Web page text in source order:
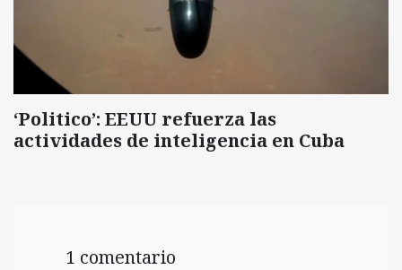
‘Politico’: EEUU refuerza las
actividades de inteligencia en Cuba
1 comentario